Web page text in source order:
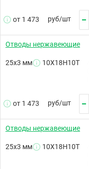
от 1 473 руб/шт
Отводы нержавеющие
25х3 мм 10Х18Н10Т
от 1 473 руб/шт
Отводы нержавеющие
25х3 мм 10Х18Н10Т